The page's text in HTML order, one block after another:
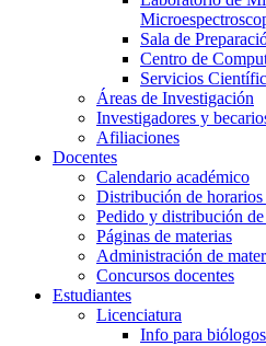
Sala de
Centro de
Servicios
Áreas de Investigación
Investigadores y
Afiliaciones
Docentes
Calendario académico
Distribución de horarios
Pedido y distribución
Páginas de materias
Administración de
Concursos docentes
Estudiantes
Licenciatura
Info para